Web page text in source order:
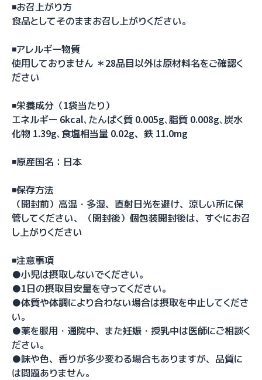
◾️お召上がり方
食品としてそのままお召し上がりください。
◾️アレルギー物質
使用しておりません ＊28品目以外は原材料名をご確認く
ださい
◾️栄養成分（1袋当たり）
エネルギー 6kcal､たんぱく質 0.005g､脂質 0.008g､炭水
化物 1.39g､食塩相当量 0.02g、鉄 11.0mg
◾️原産国名：日本
◾️保存方法
（開封前）高温・多湿、直射日光を避け、涼しい所に保
管してください、（開封後）個包装開封後は、すぐにお召
し上がりください
◾️注意事項
●小児は摂取しないでください。
●1日の摂取目安量を守ってください。
●体質や体調により合わない場合は摂取を中止してくださ
い。
●薬を服用・通院中、また妊娠・授乳中は医師にご相談く
ださい。
●味や色、香りが多少変わる場合もありますが、品質に
は問題ありません。